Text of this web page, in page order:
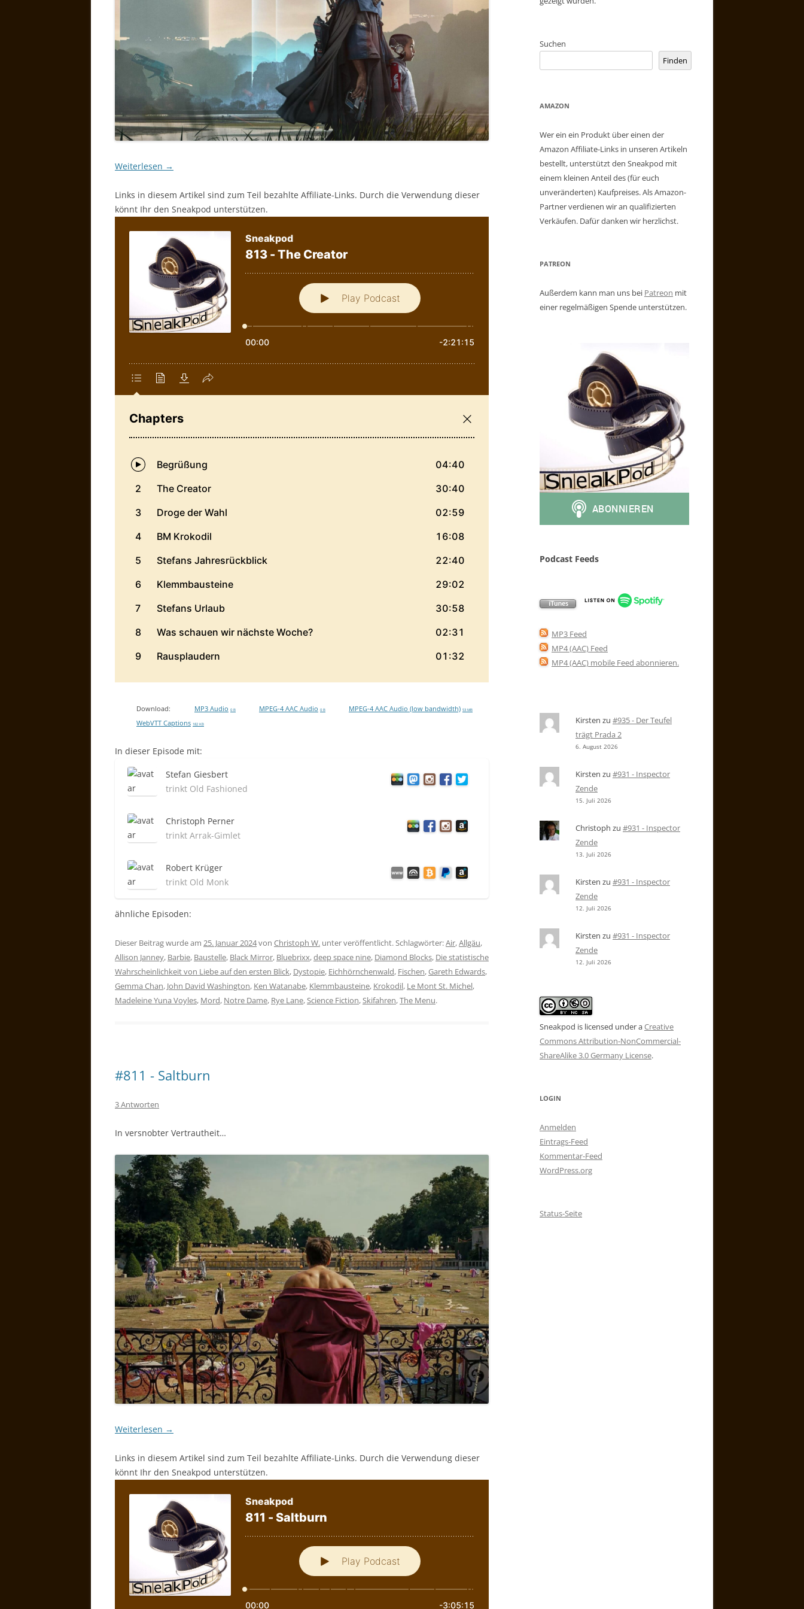
Weiterlesen →
Links in diesem Artikel sind zum Teil bezahlte Affiliate-Links. Durch die Verwendung dieser
könnt Ihr den Sneakpod unterstützen.
Download: MP3 Audio 0 B MPEG-4 AAC Audio 0 B MPEG-4 AAC Audio (low bandwidth) 53 MB
WebVTT Captions 182 KB
In dieser Episode mit:
Stefan Giesbert
trinkt Old Fashioned
Christoph Perner
trinkt Arrak-Gimlet
Robert Krüger
trinkt Old Monk
ähnliche Episoden:
Dieser Beitrag wurde am 25. Januar 2024von Christoph W. unter veröffentlicht. Schlagwörter:Air,Allgäu,
Allison Janney, Barbie, Baustelle, Black Mirror, Bluebrixx,deep space nine, Diamond Blocks, Die statistische
Wahrscheinlichkeit von Liebe auf den ersten Blick, Dystopie, Eichhörnchenwald, Fischen,Gareth Edwards,
Gemma Chan, John David Washington, Ken Watanabe, Klemmbausteine, Krokodil, Le Mont St. Michel,
Madeleine Yuna Voyles, Mord, Notre Dame, Rye Lane, Science Fiction, Skifahren,The Menu.
#811 - Saltburn
3 Antworten
In versnobter Vertrautheit…
Weiterlesen →
Links in diesem Artikel sind zum Teil bezahlte Affiliate-Links. Durch die Verwendung dieser
könnt Ihr den Sneakpod unterstützen.
Suchen
Finden
AMAZON
Wer ein ein Produkt über einen der
Amazon Affiliate-Links in unseren Artikeln
bestellt, unterstützt den Sneakpod mit
einem kleinen Anteil des (für euch
unveränderten) Kaufpreises. Als Amazon-
Partner verdienen wir an qualifizierten
Verkäufen. Dafür danken wir herzlichst.
PATREON
Außerdem kann man uns bei Patreon mit
einer regelmäßigen Spende unterstützen.
Podcast Feeds
MP3 Feed
MP4 (AAC) Feed
MP4 (AAC) mobile Feed abonnieren.
Kirsten zu #935 - Der Teufel
trägt Prada 2
6. August 2026
Kirsten zu #931 - Inspector
Zende
15. Juli 2026
Christoph zu #931 - Inspector
Zende
13. Juli 2026
Kirsten zu #931 - Inspector
Zende
12. Juli 2026
Kirsten zu #931 - Inspector
Zende
12. Juli 2026
Sneakpod is licensed under aCreative
Commons Attribution-NonCommercial-
ShareAlike 3.0 Germany License.
LOGIN
Anmelden
Eintrags-Feed
Kommentar-Feed
WordPress.org
Status-Seite